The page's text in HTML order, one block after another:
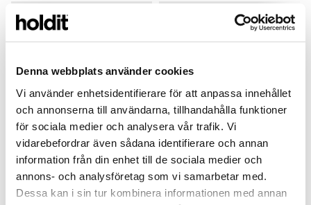
Denna webbplats använder cookies
Vi använder enhetsidentifierare för att anpassa innehållet
och annonserna till användarna, tillhandahålla funktioner
för sociala medier och analysera vår trafik. Vi
vidarebefordrar även sådana identifierare och annan
information från din enhet till de sociala medier och
annons- och analysföretag som vi samarbetar med.
Dessa kan i sin tur kombinera informationen med annan
MagSafe Fit
Card Holder Silicone Case